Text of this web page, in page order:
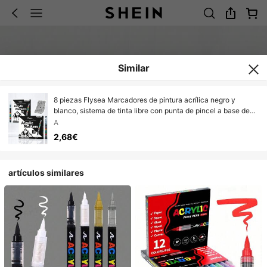
Similar
8 piezas Flysea Marcadores de pintura acrílica negro y
blanco, sistema de tinta libre con punta de pincel a base de
agua, marcadores acrílicos para pintar rocas, piedras,
cerámica, vidrio, madera, lienzo, suministros de manualidades
y arte DIY
A
2,68€
artículos similares